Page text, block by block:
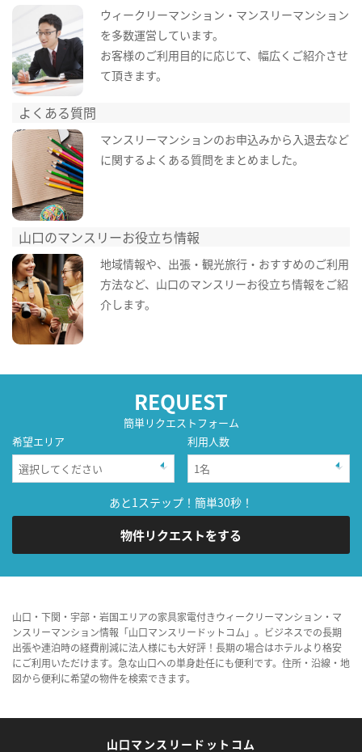
ウィークリーマンション・マンスリーマンション
を多数運営しています。
お客様のご利用目的に応じて、幅広くご紹介させ
て頂きます。
よくある質問
マンスリーマンションのお申込みから入退去など
に関するよくある質問をまとめました。
山口のマンスリーお役立ち情報
地域情報や、出張・観光旅行・おすすめのご利用
方法など、山口のマンスリーお役立ち情報をご紹
介します。
REQUEST
簡単リクエストフォーム
希望エリア
利用人数
あと1ステップ！簡単30秒！
物件リクエストをする
山口・下関・宇部・岩国エリアの家具家電付きウィークリーマンション・マ
ンスリーマンション情報「山口マンスリードットコム」。ビジネスでの長期
出張や連泊時の経費削減に法人様にも大好評！長期の場合はホテルより格安
にご利用いただけます。急な山口への単身赴任にも便利です。住所・沿線・地
図から便利に希望の物件を検索できます。
山口マンスリードットコム